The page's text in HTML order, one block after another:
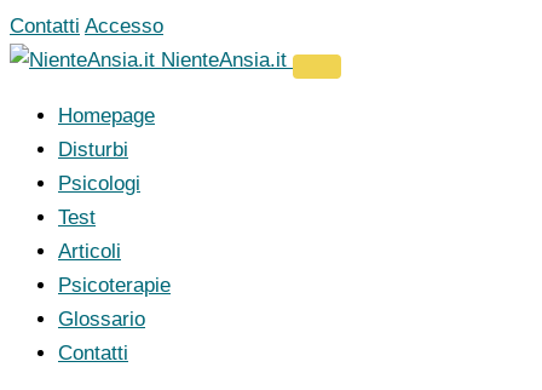
Vai
al
Contatti Accesso
NienteAnsia.it
Homepage
Disturbi
Psicologi
Test
Articoli
Psicoterapie
Glossario
Contatti